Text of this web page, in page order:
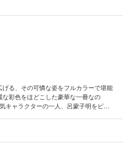
る、その可憐な姿をフルカラーで堪能
彩色をほどこした豪華な一冊なの
ャラクターの一人、呂蒙子明をピッ